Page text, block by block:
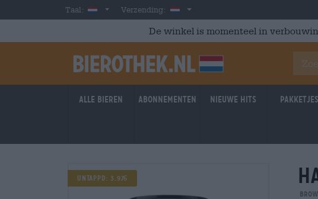
Skip to main content
Taal: DutchVerzending: Nederland
De winkel is momenteel in
Alle bieren Abonnementen Nieuwe hits Pakketjes
Untappd: 3.976